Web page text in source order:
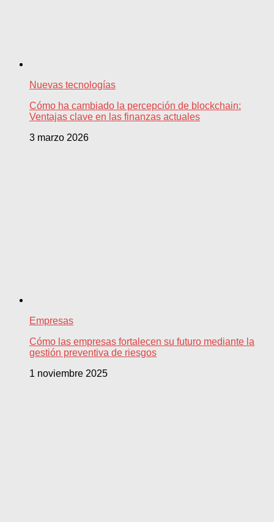
Nuevas tecnologías
Cómo ha cambiado la percepción de blockchain:
Ventajas clave en las finanzas actuales
3 marzo 2026
Empresas
Cómo las empresas fortalecen su futuro mediante la
gestión preventiva de riesgos
1 noviembre 2025